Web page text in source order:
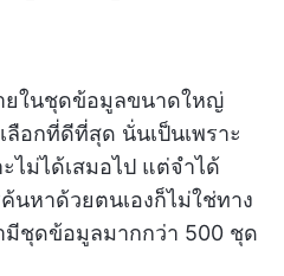
ยในชุดข้อมูลขนาดใหญ่
ลือกที่ดีที่สุด นั่นเป็นเพราะ
ม่ได้เสมอไป แต่จำได้
นหาด้วยตนเองก็ไม่ใช่ทาง
มีชุดข้อมูลมากกว่า 500 ชุด